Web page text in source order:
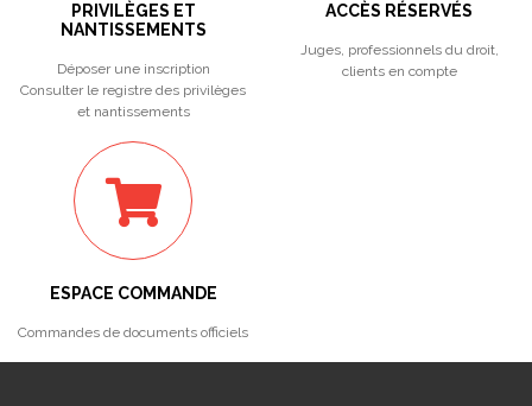
PRIVILÈGES ET
NANTISSEMENTS
Déposer une inscription
Consulter le registre des privilèges
et nantissements
ACCÈS RÉSERVÉS
Juges, professionnels du droit,
clients en compte
ESPACE COMMANDE
Commandes de documents officiels